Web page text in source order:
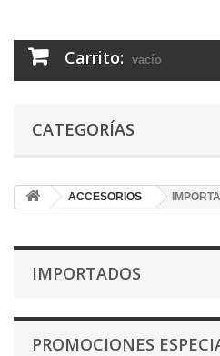
Carrito: vacío
CATEGORÍAS
ACCESORIOS
IMPORTADOS
PROMOCIONES